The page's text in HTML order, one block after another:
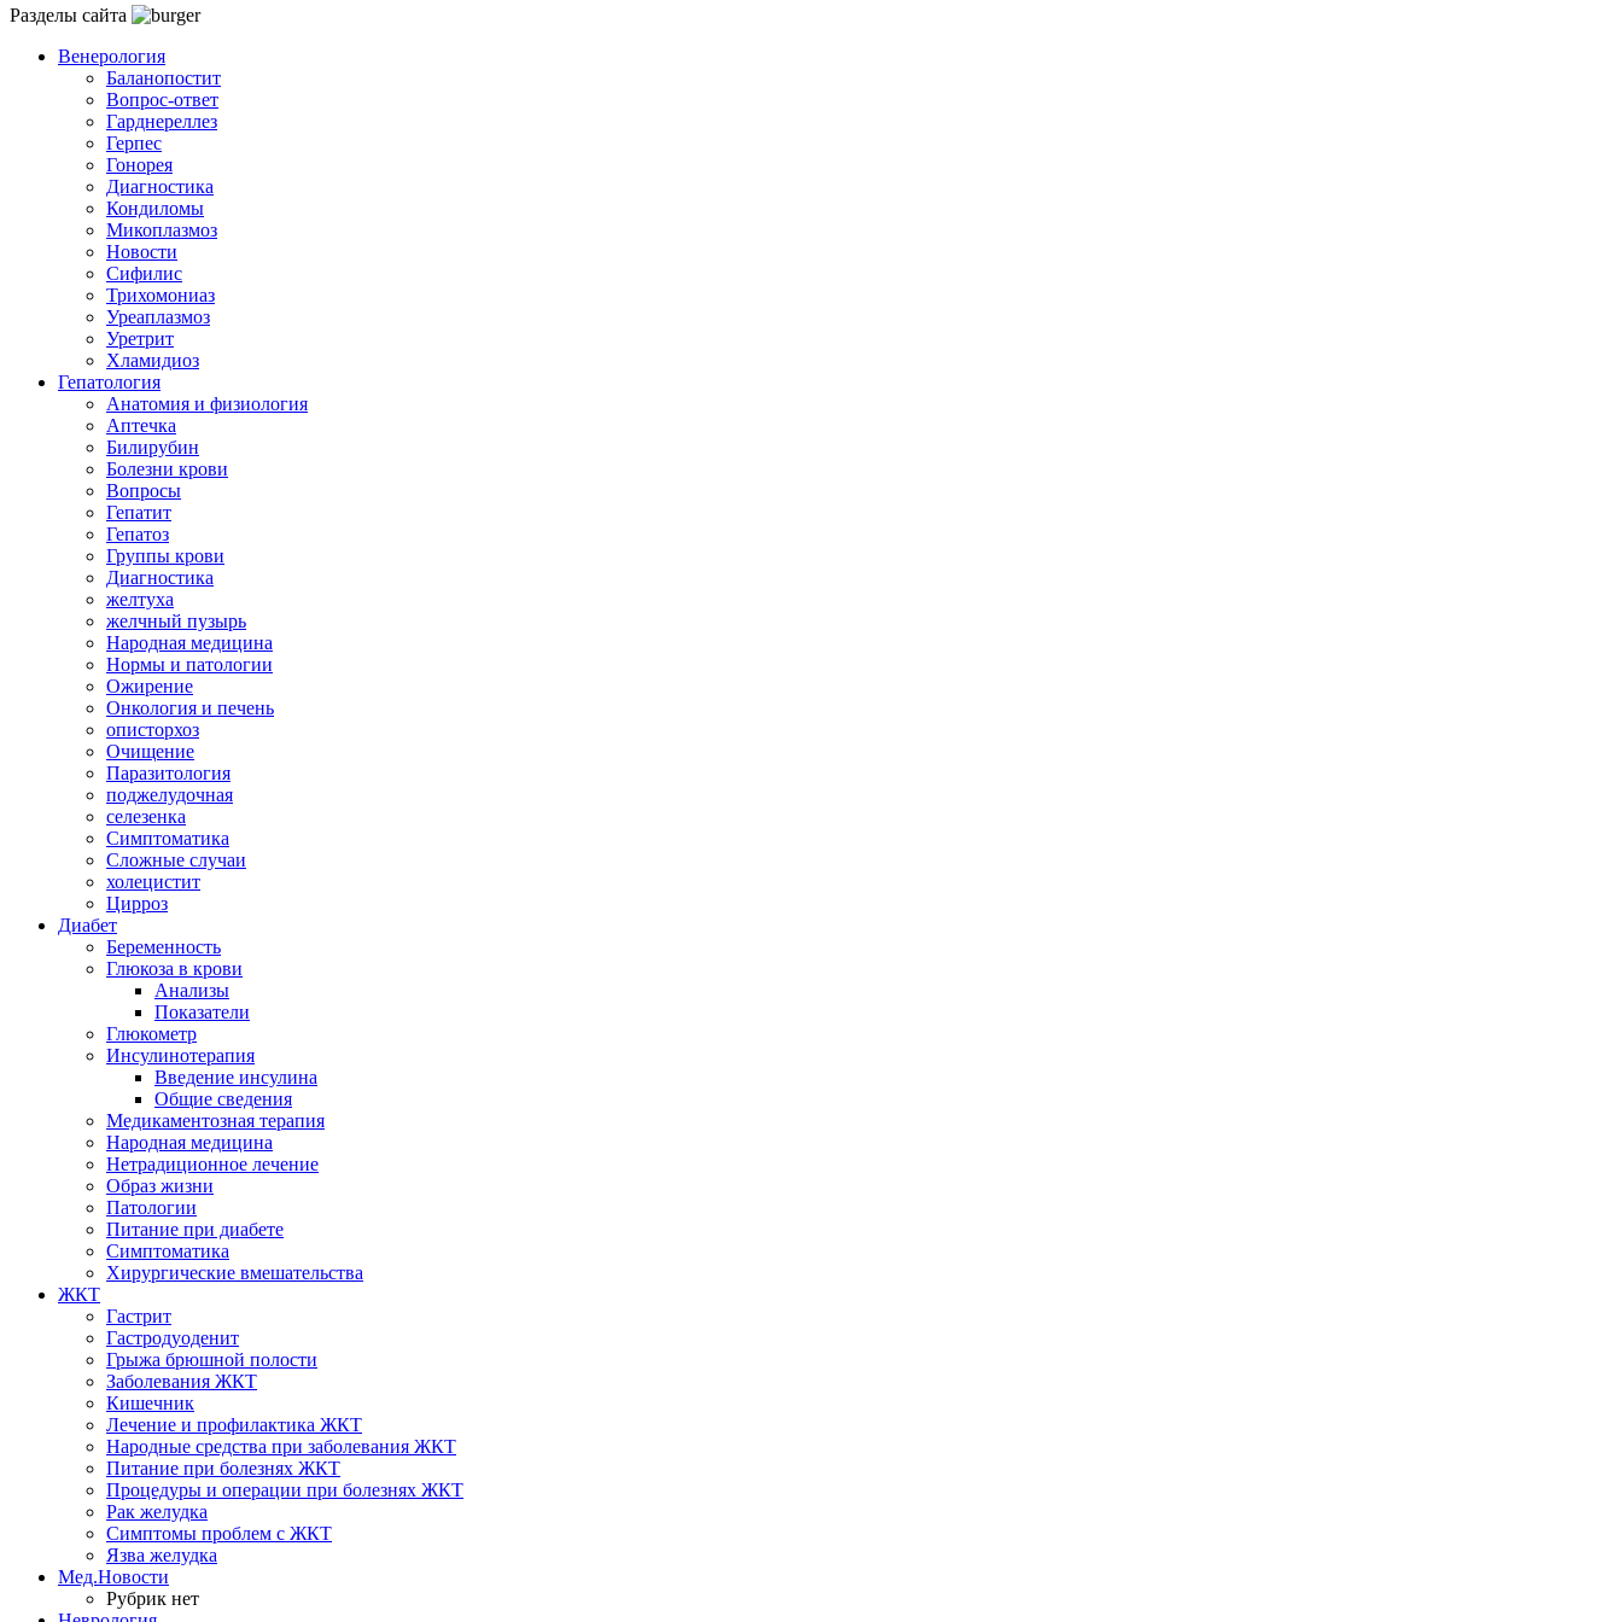
Разделы сайта
Венерология
Баланопостит
Вопрос-ответ
Гарднереллез
Герпес
Гонорея
Диагностика
Кондиломы
Микоплазмоз
Новости
Сифилис
Трихомониаз
Уреаплазмоз
Уретрит
Хламидиоз
Гепатология
Анатомия и физиология
Аптечка
Билирубин
Болезни крови
Вопросы
Гепатит
Гепатоз
Группы крови
Диагностика
желтуха
желчный пузырь
Народная медицина
Нормы и патологии
Ожирение
Онкология и печень
описторхоз
Очищение
Паразитология
поджелудочная
селезенка
Симптоматика
Сложные случаи
холецистит
Цирроз
Диабет
Беременность
Глюкоза в крови
Анализы
Показатели
Глюкометр
Инсулинотерапия
Введение инсулина
Общие сведения
Медикаментозная терапия
Народная медицина
Нетрадиционное лечение
Образ жизни
Патологии
Питание при диабете
Симптоматика
Хирургические вмешательства
ЖКТ
Гастрит
Гастродуоденит
Грыжа брюшной полости
Заболевания ЖКТ
Кишечник
Лечение и профилактика ЖКТ
Народные средства при заболевания ЖКТ
Питание при болезнях ЖКТ
Процедуры и операции при болезнях ЖКТ
Рак желудка
Симптомы проблем с ЖКТ
Язва желудка
Мед.Новости
Рубрик нет